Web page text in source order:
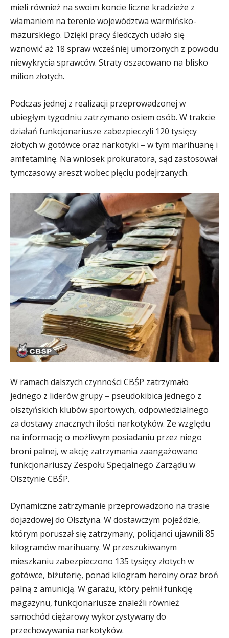
mieli również na swoim koncie liczne kradzieże z
włamaniem na terenie województwa warmińsko-
mazurskiego. Dzięki pracy śledczych udało się
wznowić aż 18 spraw wcześniej umorzonych z powodu
niewykrycia sprawców. Straty oszacowano na blisko
milion złotych.
Podczas jednej z realizacji przeprowadzonej w
ubiegłym tygodniu zatrzymano osiem osób. W trakcie
działań funkcjonariusze zabezpieczyli 120 tysięcy
złotych w gotówce oraz narkotyki – w tym marihuanę i
amfetaminę. Na wniosek prokuratora, sąd zastosował
tymczasowy areszt wobec pięciu podejrzanych.
W ramach dalszych czynności CBŚP zatrzymało
jednego z liderów grupy – pseudokibica jednego z
olsztyńskich klubów sportowych, odpowiedzialnego
za dostawy znacznych ilości narkotyków. Ze względu
na informację o możliwym posiadaniu przez niego
broni palnej, w akcję zatrzymania zaangażowano
funkcjonariuszy Zespołu Specjalnego Zarządu w
Olsztynie CBŚP.
Dynamiczne zatrzymanie przeprowadzono na trasie
dojazdowej do Olsztyna. W dostawczym pojeździe,
którym poruszał się zatrzymany, policjanci ujawnili 85
kilogramów marihuany. W przeszukiwanym
mieszkaniu zabezpieczono 135 tysięcy złotych w
gotówce, biżuterię, ponad kilogram heroiny oraz broń
palną z amunicją. W garażu, który pełnił funkcję
magazynu, funkcjonariusze znaleźli również
samochód ciężarowy wykorzystywany do
przechowywania narkotyków.